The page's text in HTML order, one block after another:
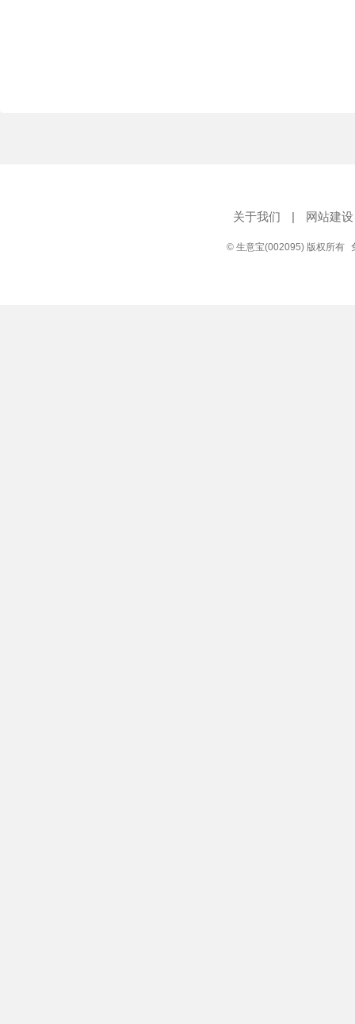
关于我们 | 网站建设
© 生意宝(002095) 版权所有